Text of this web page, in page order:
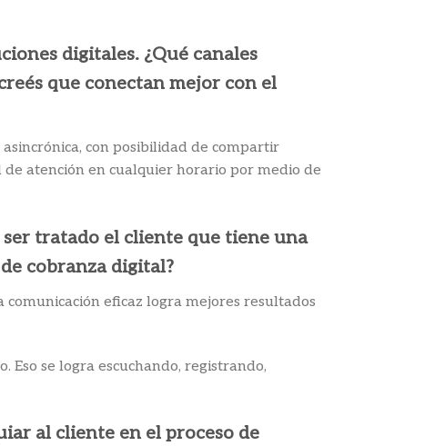
digitales. ¿Qué canales
que conectan mejor con el
con posibilidad de compartir
atención en cualquier horario por medio de
ser tratado el cliente que tiene una
cobranza digital?
comunicación eficaz logra mejores resultados
Eso se logra escuchando, registrando,
al cliente en el proceso de